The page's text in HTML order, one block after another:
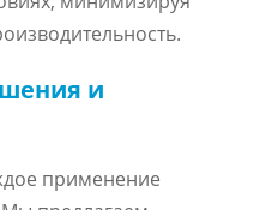
и
применение